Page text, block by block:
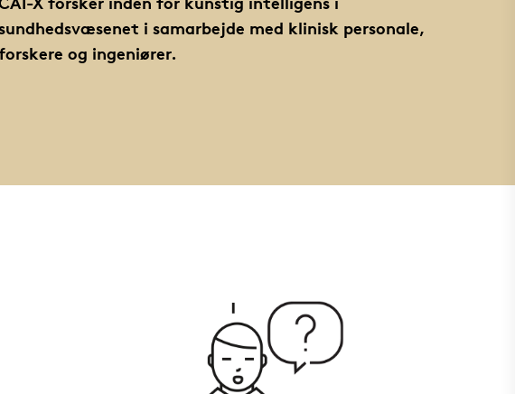
i samarbejde med klinisk personale,
og ingeniører.